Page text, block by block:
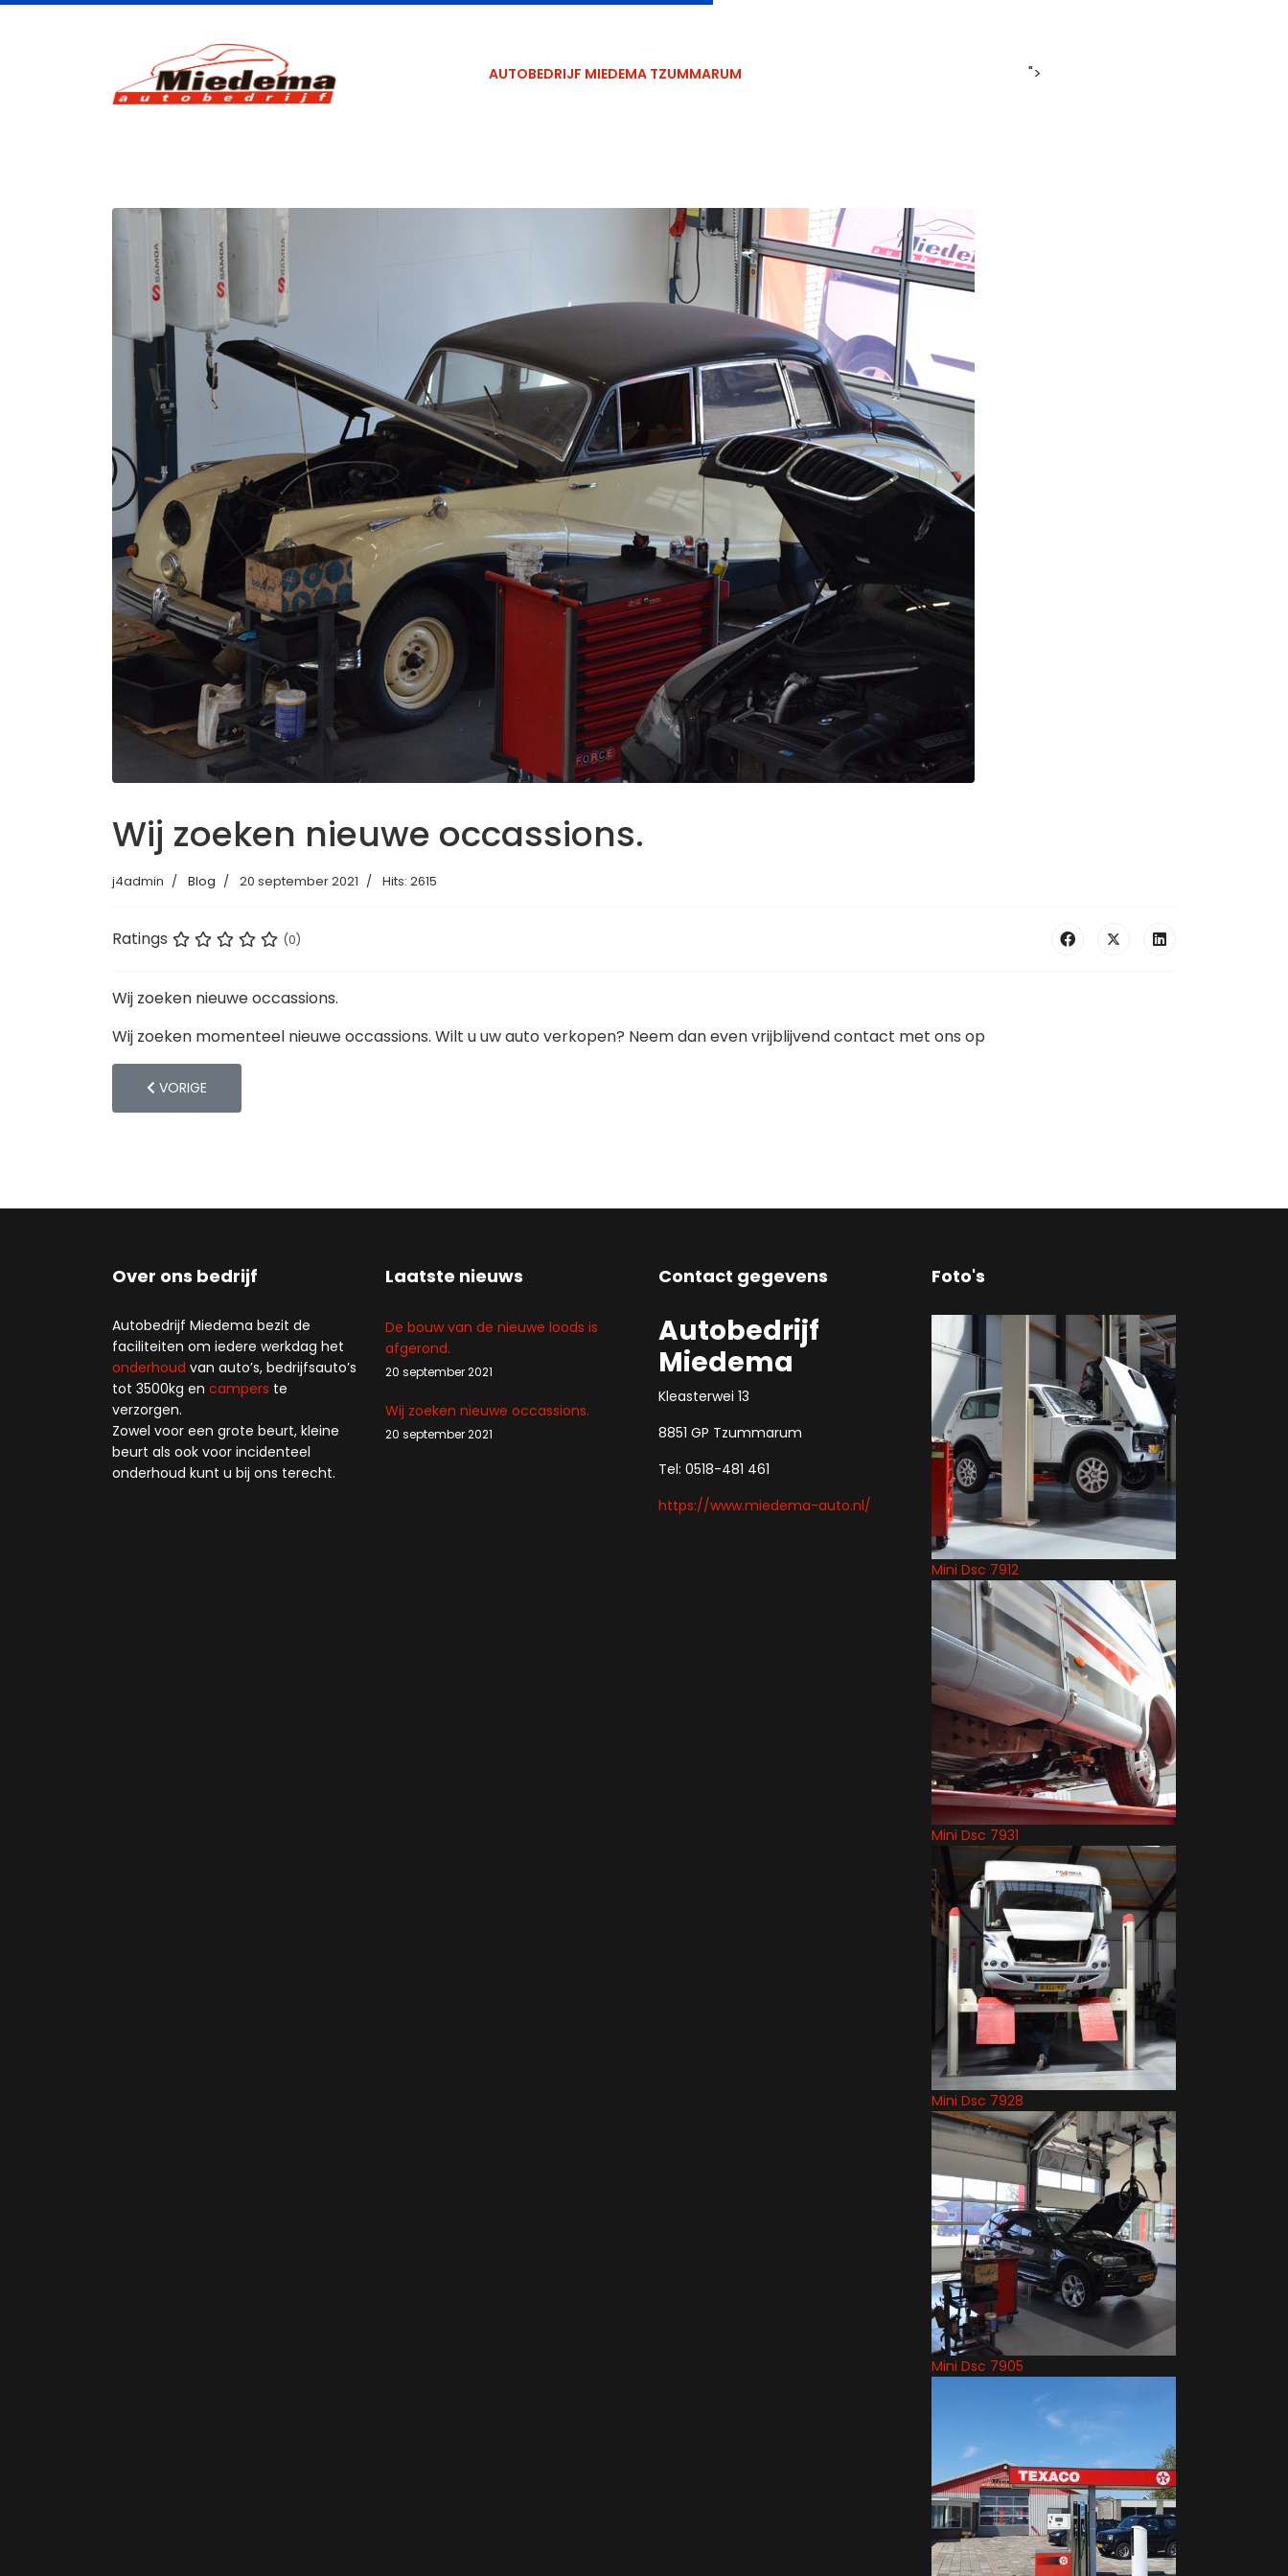
AUTOBEDRIJF MIEDEMA TZUMMARUM ">
Wij zoeken nieuwe occassions.
j4admin Blog 20 september 2021 Hits: 2615
Ratings (0)
Wij zoeken nieuwe occassions.
Wij zoeken momenteel nieuwe occassions. Wilt u uw auto verkopen? Neem dan even vrijblijvend contact met ons op
VORIG ARTIKEL: DE BOUW VAN DE NIEUWE LOODS IS AFGEROND.
VORIGE
Over ons bedrijf
Autobedrijf Miedema bezit de
faciliteiten om iedere werkdag het
onderhoud van auto’s, bedrijfsauto’s
tot 3500kg en campers te
verzorgen.
Zowel voor een grote beurt, kleine
beurt als ook voor incidenteel
onderhoud kunt u bij ons terecht.
Laatste nieuws
De bouw van de nieuwe loods is
afgerond.
20 september 2021
Wij zoeken nieuwe occassions.
20 september 2021
Contact gegevens
Autobedrijf
Miedema
Kleasterwei 13
8851 GP Tzummarum
Tel: 0518-481 461
https://www.miedema-auto.nl/
Foto's
Mini Dsc 7912
Mini Dsc 7931
Mini Dsc 7928
Mini Dsc 7905